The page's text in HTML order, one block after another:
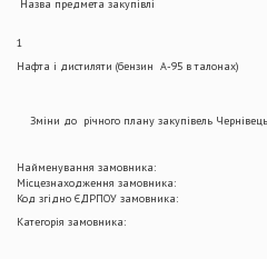
Назва предмета закупівлі
1
Нафта і дистиляти (бензин А-95 в талонах)
Зміни до річного плану закупівель
Найменування замовника:
Місцезнаходження замовника:
Код згідно ЄДРПОУ замовника:
Категорія замовника: